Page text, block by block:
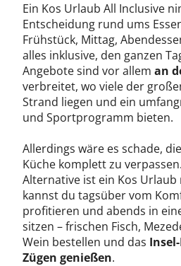
Ein Kos Urlaub All Inclusive
Entscheidung rund ums
Frühstück, Mittag,
alles inklusive, den ganzen
Angebote sind vor allem an
verbreitet, wo viele der
Strand liegen und ein
und Sportprogramm bieten.
Allerdings wäre es schade,
Küche komplett zu
Alternative ist ein Kos Urlaub
kannst du tagsüber vom
profitieren und abends in
sitzen – frischen Fisch,
Wein bestellen und das
Zügen genießen.